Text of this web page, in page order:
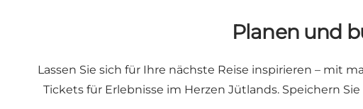
Planen und
Lassen Sie sich für Ihre nächste Reise inspirieren – mit
Tickets für Erlebnisse im Herzen Jütlands. Speichern